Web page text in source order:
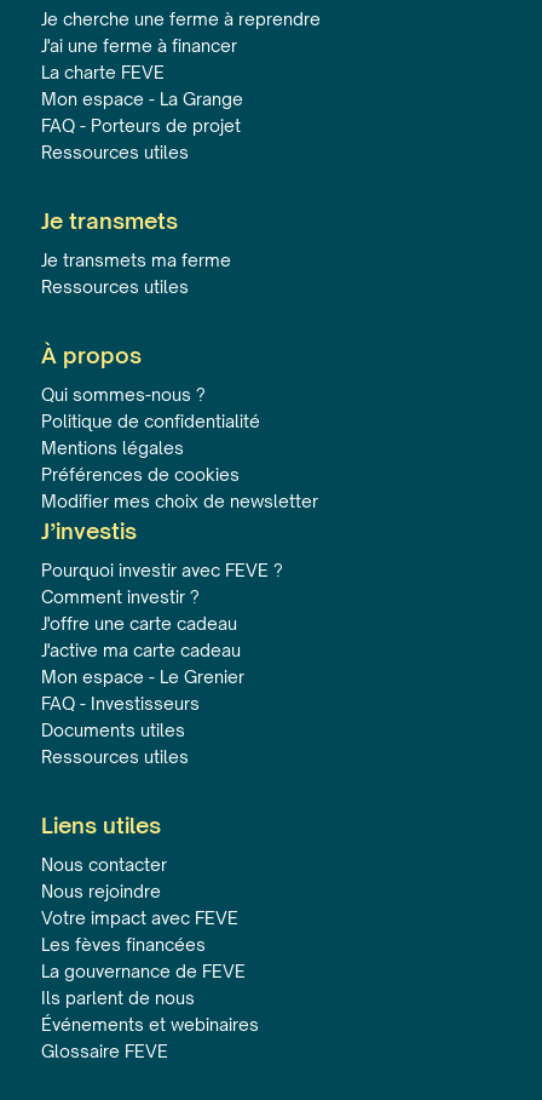
Je cherche une ferme à reprendre
J'ai une ferme à financer
La charte FEVE
Mon espace - La Grange
FAQ - Porteurs de projet
Ressources utiles
Je transmets
Je transmets ma ferme
Ressources utiles
À propos
Qui sommes-nous ?
Politique de confidentialité
Mentions légales
Préférences de cookies
Modifier mes choix de newsletter
J’investis
Pourquoi investir avec FEVE ?
Comment investir ?
J'offre une carte cadeau
J'active ma carte cadeau
Mon espace - Le Grenier
FAQ - Investisseurs
Documents utiles
Ressources utiles
Liens utiles
Nous contacter
Nous rejoindre
Votre impact avec FEVE
Les fèves financées
La gouvernance de FEVE
Ils parlent de nous
Événements et webinaires
Glossaire FEVE